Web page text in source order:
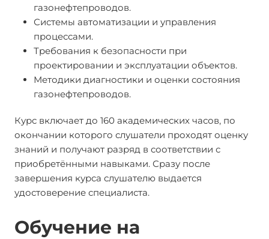
газонефтепроводов.
Системы автоматизации и управления
процессами.
Требования к безопасности при
проектировании и эксплуатации объектов.
Методики диагностики и оценки состояния
газонефтепроводов.
Курс включает до 160 академических часов, по
окончании которого слушатели проходят оценку
знаний и получают разряд в соответствии с
приобретёнными навыками. Сразу после
завершения курса слушателю выдается
удостоверение специалиста.
Обучение на